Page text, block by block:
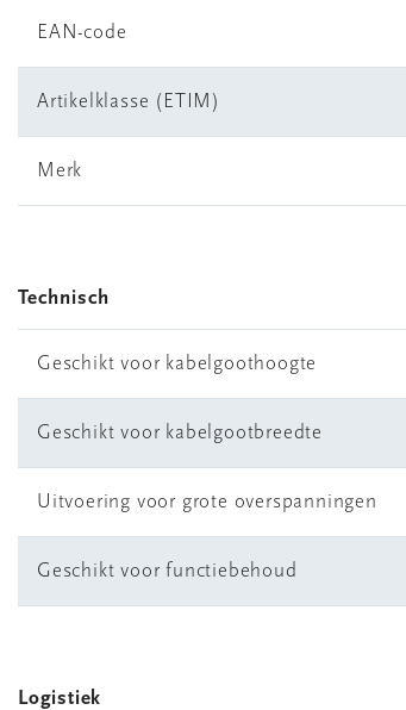
EAN-code
Artikelklasse (ETIM)
Merk
Technisch
Geschikt voor kabelgoothoogte
Geschikt voor kabelgootbreedte
Uitvoering voor grote overspanningen
Geschikt voor functiebehoud
Logistiek